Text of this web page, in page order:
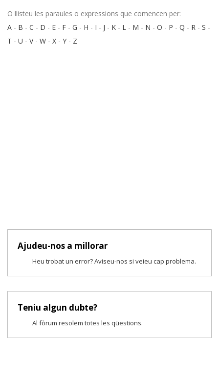
O llisteu les paraules o expressions que comencen per:
A - B - C - D - E - F - G - H - I - J - K - L - M - N - O - P - Q - R - S -
T - U - V- W - X - Y - Z
Ajudeu-nos a millorar
Heu trobat un error? Aviseu-nos si veieu cap problema.
Teniu algun dubte?
Al fòrum resolem totes les qüestions.